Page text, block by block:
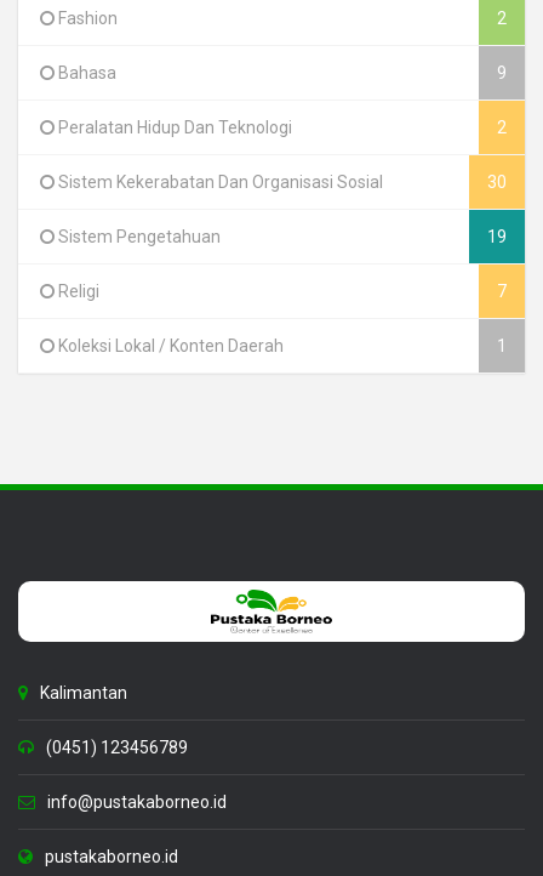
Fashion 2
Bahasa 9
Peralatan Hidup Dan Teknologi 2
Sistem Kekerabatan Dan Organisasi Sosial 30
Sistem Pengetahuan 19
Religi 7
Koleksi Lokal / Konten Daerah 1
Kalimantan
(0451) 123456789
info@pustakaborneo.id
pustakaborneo.id